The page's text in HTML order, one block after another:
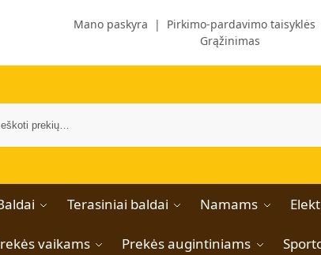
Mano paskyra | Pirkimo-pardavimo taisyklės
Grąžinimas
Terasiniai baldai Namams
vaikams Prekės augintiniams